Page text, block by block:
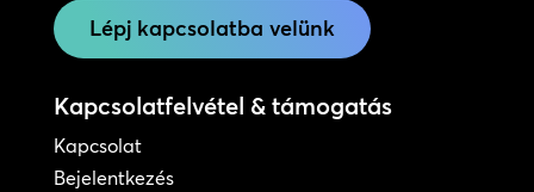
Lépj kapcsolatba velünk
Kapcsolatfelvétel & támogatás
Kapcsolat
Bejelentkezés